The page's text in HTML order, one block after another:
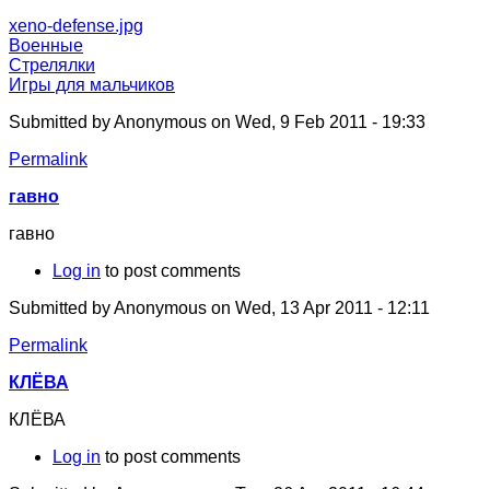
xeno-defense.jpg
Военные
Стрелялки
Игры для мальчиков
Submitted byAnonymous on Wed, 9 Feb 2011 - 19:33
Permalink
гавно
гавно
Log in to post comments
Submitted byAnonymous on Wed, 13 Apr 2011 - 12:11
Permalink
КЛЁВА
КЛЁВА
Log in to post comments